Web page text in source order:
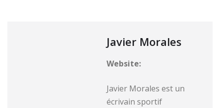
Javier Morales
Website:
Javier Morales est un
écrivain sportif